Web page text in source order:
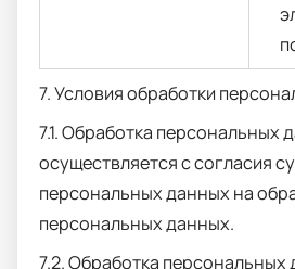
7. Условия обработки
7.1. Обработка персональных
осуществляется с согласия
персональных данных на
персональных данных.
7.2. Обработка персональных